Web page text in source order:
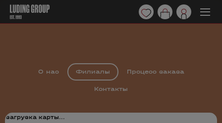
О нас Филиалы Процесс заказа
Контакты
загрузка карты...